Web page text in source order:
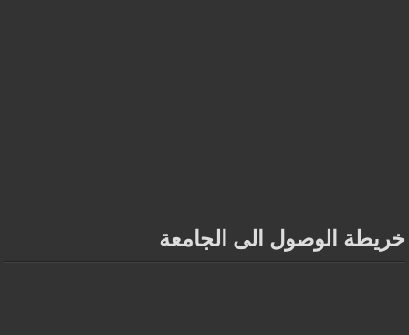
خريطة الوصول الى الجامعة